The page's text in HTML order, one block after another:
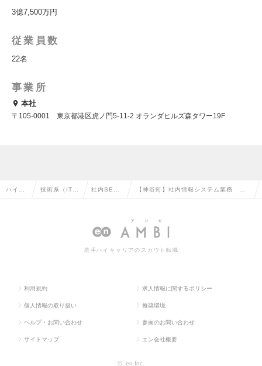
3億7,500万円
従業員数
22名
事業所
本社
〒105-0001 東京都港区虎ノ門5-11-2 オランダヒルズ森タワー19F
ハイク 技術系（IT・ 社内SE・
理の転職
【神谷町】社内情報システム業務 ス
転勤なし／在宅可の求人情報
若手ハイキャリアのスカウト転職
利用規約 求人情報に関するポリシー
個人情報の取り扱い 推奨環境
ヘルプ・お問い合わせ 参画のお問い合わせ
サイトマップ エン会社概要
© en Inc.